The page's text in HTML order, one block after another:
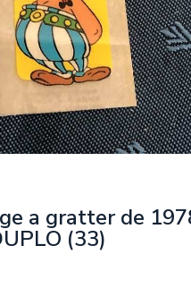
a gratter de
(33)